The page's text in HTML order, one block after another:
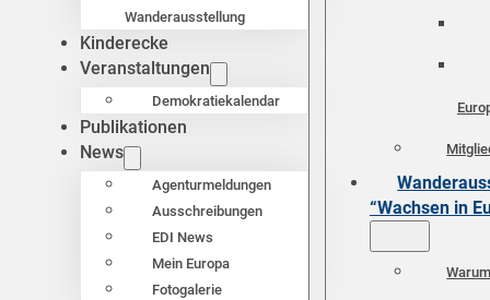
Wanderausstellung
Kinderecke
Veranstaltungen
Demokratiekalendar
Publikationen
News
Agenturmeldungen
Ausschreibungen
EDI News
Mein Europa
Fotogalerie
“Wachsen in